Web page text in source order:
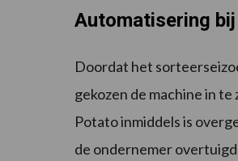
Automatisering
Doordat het
gekozen de machine in
Potato inmiddels is
de ondernemer